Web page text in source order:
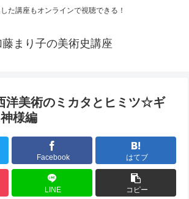
た講座もオンラインで視聴できる！
藤まり子の美術史講座
洋美術のミカタとヒミツ☆ギ
様編
Facebook はてブ
LINE コピー